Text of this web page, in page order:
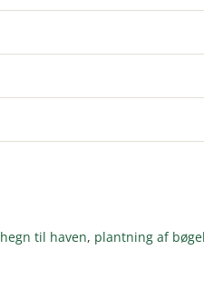
hegn til haven, plantning af